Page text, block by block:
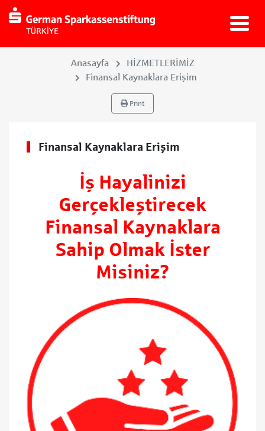
Anasayfa
HİZMETLERİMİZ
Finansal Kaynaklara Erişim
Print
Finansal Kaynaklara Erişim
İş Hayalinizi
Gerçekleştirecek
Finansal Kaynaklara
Sahip Olmak İster
Misiniz?